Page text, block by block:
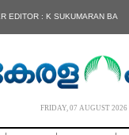
EDITOR : K SUKUMARAN BA
FRIDAY, 07 AUGUST 2026